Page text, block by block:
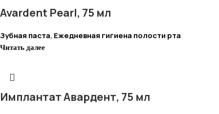
Avardent Pearl, 75 мл
Зубная паста, Ежедневная гигиена полости рта
Читать далее
Имплантат Авардент, 75 мл